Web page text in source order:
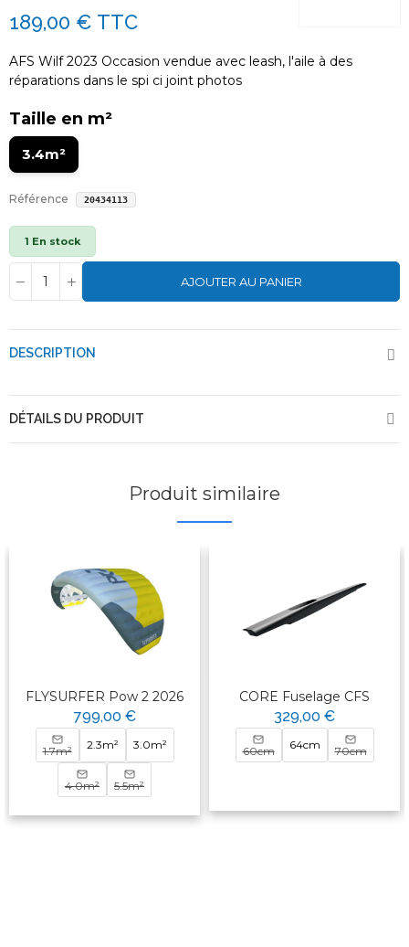
189,00 € TTC
AFS Wilf 2023 Occasion vendue avec leash, l'aile à des
réparations dans le spi ci joint photos
Taille en m²
3.4m²
Référence 20434113
1 En stock
AJOUTER AU PANIER
DESCRIPTION
DÉTAILS DU PRODUIT
Produit similaire
FLYSURFER Pow 2 2026
799,00 €
1.7m² 2.3m² 3.0m²
4.0m² 5.5m²
CORE Fuselage CFS
329,00 €
60cm 64cm 70cm